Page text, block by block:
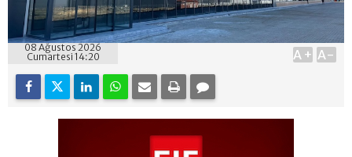
08 Ağustos 2026
Cumartesi 14:20
A+ A-